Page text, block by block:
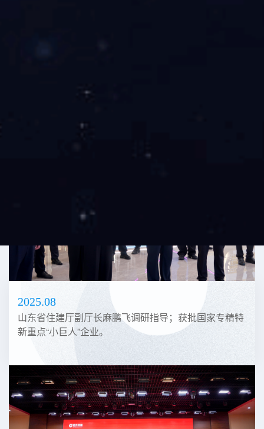
2025.08
山东省住建厅副厅长麻鹏飞调研指导；获批国家专精特
新重点“小巨人”企业。